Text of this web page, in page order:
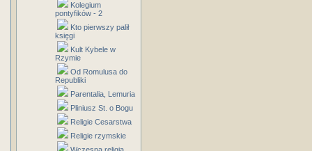
Kolegium
pontyfików - 2
Kto pierwszy palił
księgi
Kult Kybele w
Rzymie
Od Romulusa do
Republiki
Parentalia, Lemuria
Pliniusz St. o Bogu
Religie Cesarstwa
Religie rzymskie